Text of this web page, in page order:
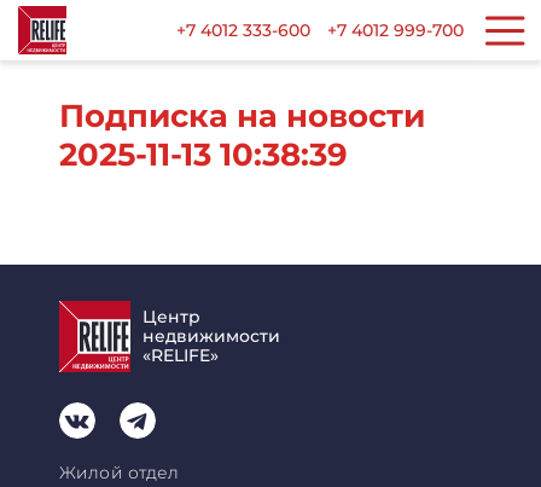
+7 4012 333-600 +7 4012 999-700
Подписка на новости
2025-11-13 10:38:39
Центр
недвижимости
«RELIFE»
Жилой отдел